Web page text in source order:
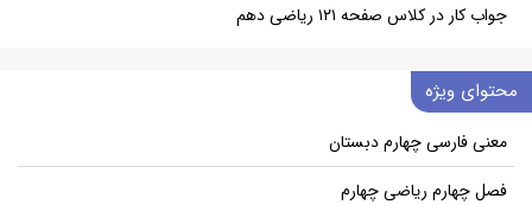
جواب کار در کلاس صفحه ۱۲۱ ریاضی دهم
محتوای ویژه
معنی فارسی چهارم دبستان
فصل چهارم ریاضی چهارم